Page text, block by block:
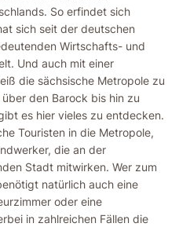
So erfindet sich
sich seit der deutschen
Wirtschafts- und
Und auch mit einer
die sächsische Metropole zu
den Barock bis hin zu
es hier vieles zu entdecken.
Touristen in die Metropole,
die an der
Stadt mitwirken. Wer zum
natürlich auch eine
oder eine
in zahlreichen Fällen die